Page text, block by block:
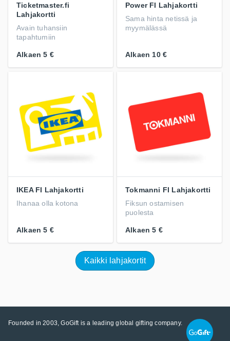
Ticketmaster.fi
Lahjakortti
Avain tuhansiin
tapahtumiin
Alkaen 5 €
Power FI Lahjakortti
Sama hinta netissä ja
myymälässä
Alkaen 10 €
IKEA FI Lahjakortti
Ihanaa olla kotona
Alkaen 5 €
Tokmanni FI Lahjakortti
Fiksun ostamisen
puolesta
Alkaen 5 €
Kaikki lahjakortit
Founded in 2003, GoGift is a leading global gifting company.